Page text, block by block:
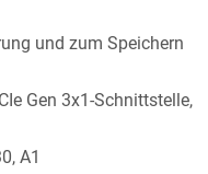
und zum Speichern
Gen 3x1-Schnittstelle,
A1